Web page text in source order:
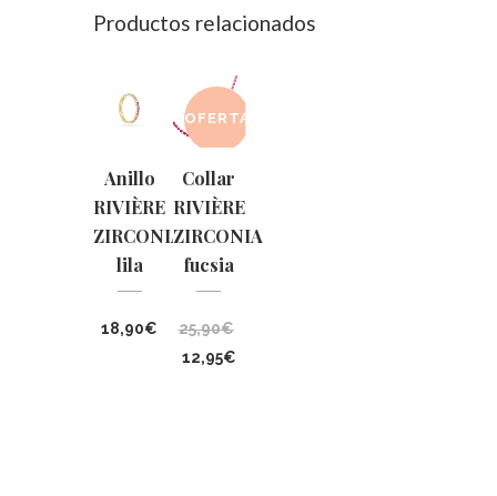
Productos relacionados
Anillo
RIVIÈRE
ZIRCONIA
lila
18,90€
OFERTA
Collar
RIVIÈRE
ZIRCONIA
fucsia
25,90€
El
12,95€El